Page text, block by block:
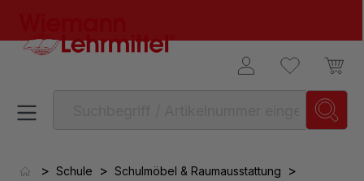
> Schule > Schulmöbel & Raumausstattung >